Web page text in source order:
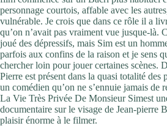
personnage courtois, affable avec les
vulnérable. Je crois que dans ce rôle il a
qu’on n’avait pas vraiment vue jusque-là.
joué des dépressifs, mais Sim est un
parfois aux confins de la raison et je sens
chercher loin pour jouer certaines scènes.
Pierre est présent dans la quasi totalité des
un comédien qu’on ne s’ennuie jamais de
La Vie Très Privée De Monsieur Simest
documentaire sur le visage de Jean-pierre
plaisir énorme à le filmer.